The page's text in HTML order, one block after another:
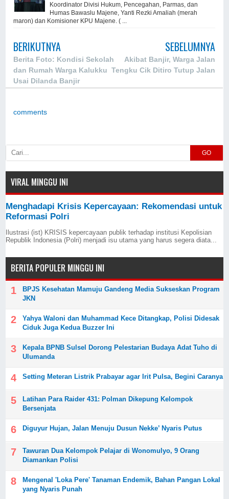
Koordinator Divisi Hukum, Pencegahan, Parmas, dan
Humas Bawaslu Majene, Yanti Rezki Amaliah (merah
maron) dan Komisioner KPU Majene. ( ...
BERIKUTNYA
Berita Foto: Kondisi Sekolah
dan Rumah Warga Kalukku
Usai Dilanda Banjir
SEBELUMNYA
Akibat Banjir, Warga Jalan
Tengku Cik Ditiro Tutup Jalan
comments
GO
VIRAL MINGGU INI
Menghadapi Krisis Kepercayaan: Rekomendasi untuk
Reformasi Polri
Ilustrasi (ist) KRISIS kepercayaan publik terhadap institusi Kepolisian
Republik Indonesia (Polri) menjadi isu utama yang harus segera diata...
BERITA POPULER MINGGU INI
BPJS Kesehatan Mamuju Gandeng Media Sukseskan Program
JKN
Yahya Waloni dan Muhammad Kece Ditangkap, Polisi Didesak
Ciduk Juga Kedua Buzzer Ini
Kepala BPNB Sulsel Dorong Pelestarian Budaya Adat Tuho di
Ulumanda
Setting Meteran Listrik Prabayar agar Irit Pulsa, Begini Caranya
Latihan Para Raider 431: Polman Dikepung Kelompok
Bersenjata
Diguyur Hujan, Jalan Menuju Dusun Nekke’ Nyaris Putus
Tawuran Dua Kelompok Pelajar di Wonomulyo, 9 Orang
Diamankan Polisi
Mengenal 'Loka Pere' Tanaman Endemik, Bahan Pangan Lokal
yang Nyaris Punah